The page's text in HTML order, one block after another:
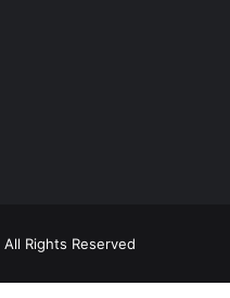
All Rights Reserved